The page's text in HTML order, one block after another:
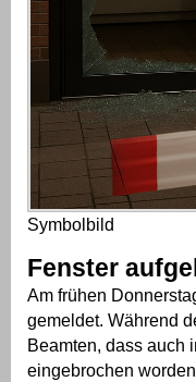
Symbolbild
Fenster
Am frühen
gemeldet. Während
Beamten, dass auch
eingebrochen